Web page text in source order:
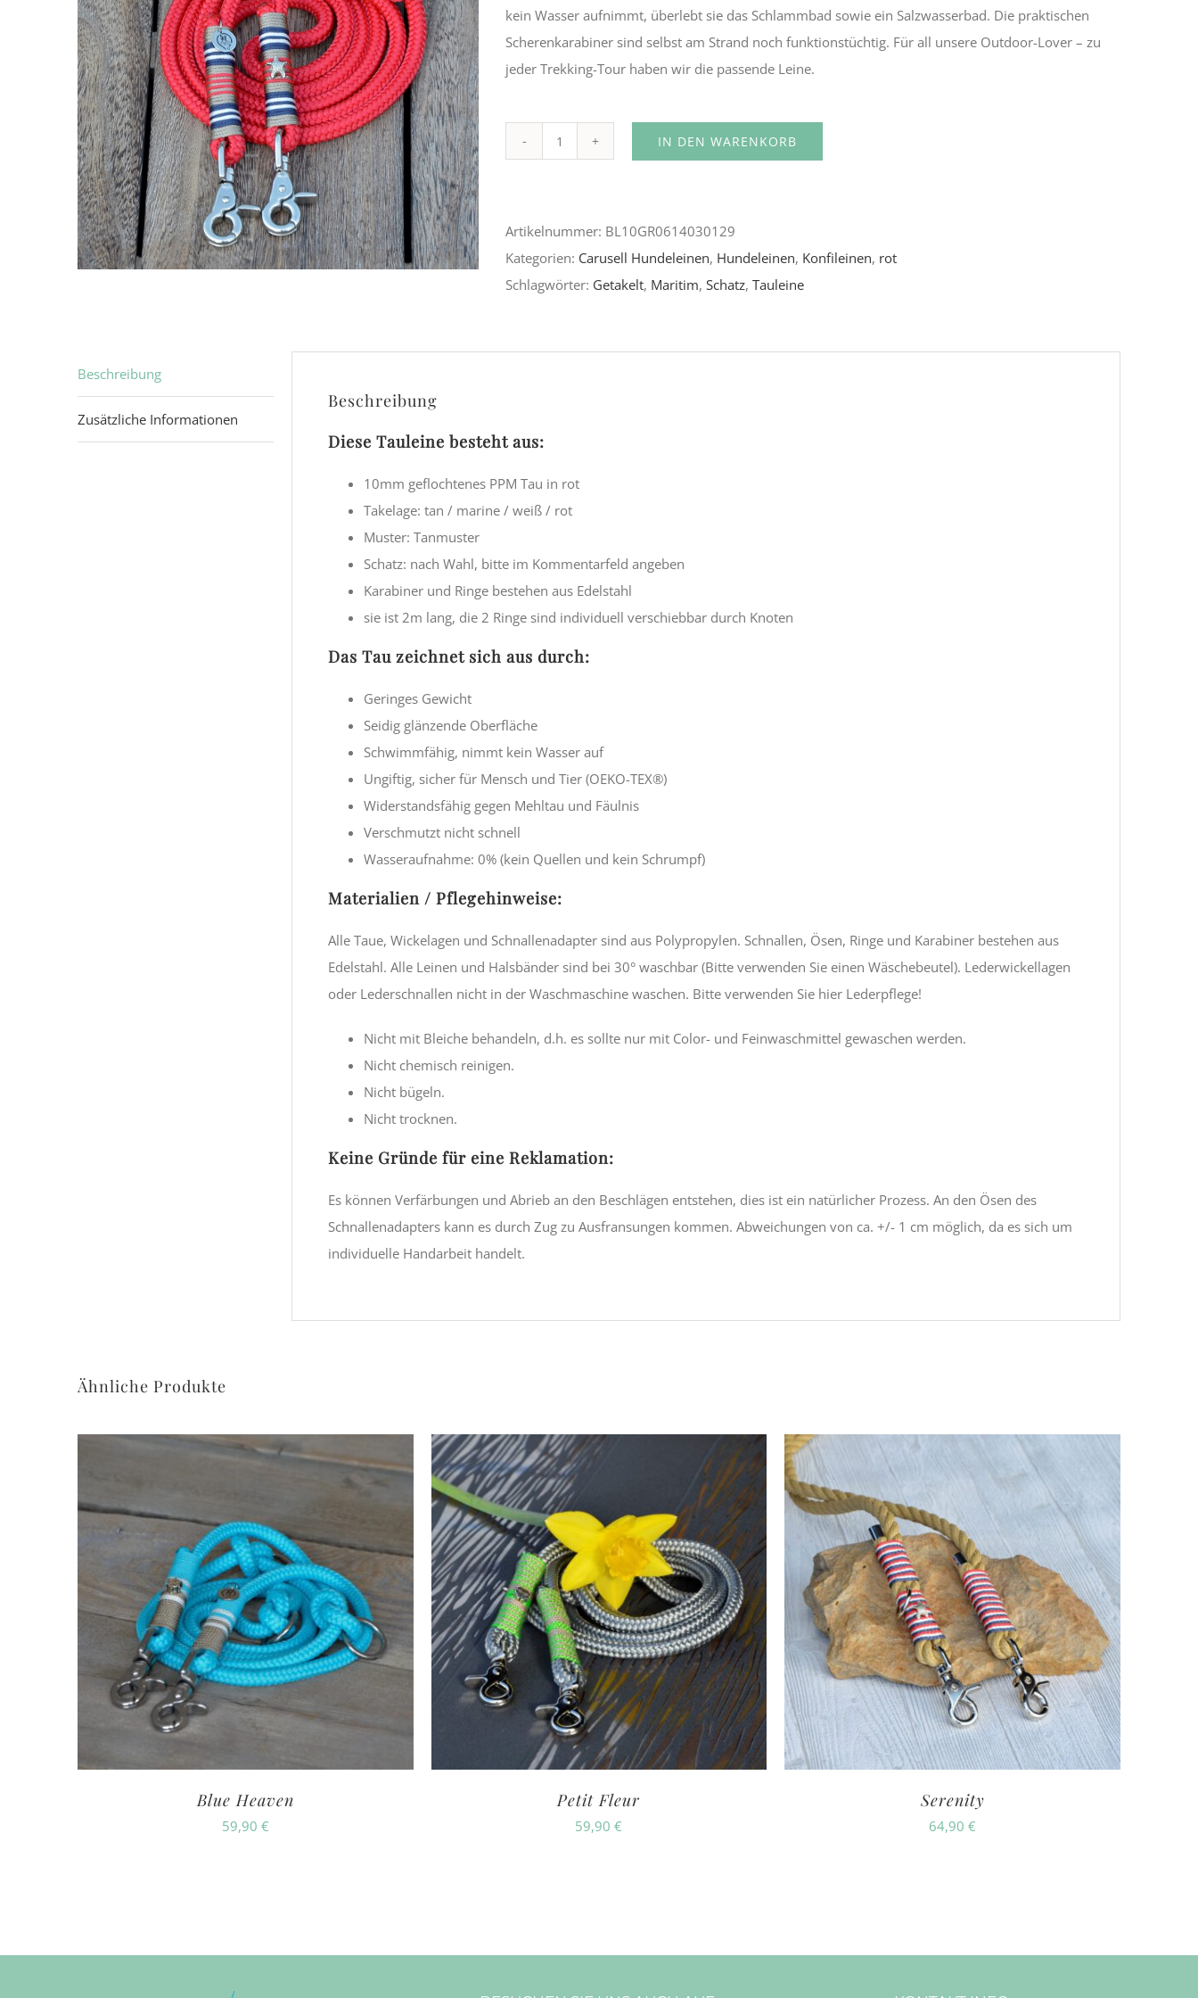
kein Wasser aufnimmt, überlebt sie das Schlammbad sowie ein Salzwasserbad. Die praktischen
Scherenkarabiner sind selbst am Strand noch funktionstüchtig. Für all unsere Outdoor-Lover – zu
jeder Trekking-Tour haben wir die passende Leine.
IN DEN WARENKORB
Artikelnummer: BL10GR0614030129
Kategorien: Carusell Hundeleinen, Hundeleinen, Konfileinen, rot
Schlagwörter: Getakelt, Maritim, Schatz, Tauleine
Beschreibung
Zusätzliche Informationen
Beschreibung
Diese Tauleine besteht aus:
10mm geflochtenes PPM Tau in rot
Takelage: tan / marine / weiß / rot
Muster: Tanmuster
Schatz: nach Wahl, bitte im Kommentarfeld angeben
Karabiner und Ringe bestehen aus Edelstahl
sie ist 2m lang, die 2 Ringe sind individuell verschiebbar durch Knoten
Das Tau zeichnet sich aus durch:
Geringes Gewicht
Seidig glänzende Oberfläche
Schwimmfähig, nimmt kein Wasser auf
Ungiftig, sicher für Mensch und Tier (OEKO-TEX®)
Widerstandsfähig gegen Mehltau und Fäulnis
Verschmutzt nicht schnell
Wasseraufnahme: 0% (kein Quellen und kein Schrumpf)
Materialien / Pflegehinweise:
Alle Taue, Wickelagen und Schnallenadapter sind aus Polypropylen. Schnallen, Ösen, Ringe und Karabiner bestehen aus
Edelstahl. Alle Leinen und Halsbänder sind bei 30° waschbar (Bitte verwenden Sie einen Wäschebeutel). Lederwickellagen
oder Lederschnallen nicht in der Waschmaschine waschen. Bitte verwenden Sie hier Lederpflege!
Nicht mit Bleiche behandeln, d.h. es sollte nur mit Color- und Feinwaschmittel gewaschen werden.
Nicht chemisch reinigen.
Nicht bügeln.
Nicht trocknen.
Keine Gründe für eine Reklamation:
Es können Verfärbungen und Abrieb an den Beschlägen entstehen, dies ist ein natürlicher Prozess. An den Ösen des
Schnallenadapters kann es durch Zug zu Ausfransungen kommen. Abweichungen von ca. +/- 1 cm möglich, da es sich um
individuelle Handarbeit handelt.
Ähnliche Produkte
Blue Heaven
59,90 €
Petit Fleur
59,90€
Serenity
64,90€